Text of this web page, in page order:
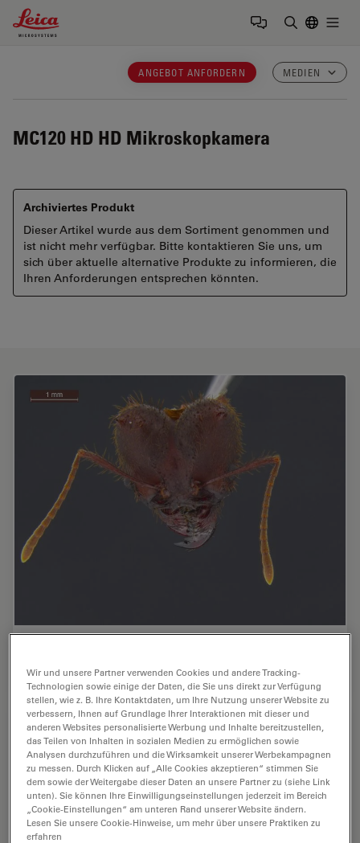
Leica Microsystems Logo
ANGEBOT ANFORDERN MEDIEN
MC120 HD HD Mikroskopkamera
Archiviertes Produkt
Dieser Artikel wurde aus dem Sortiment genommen und
ist nicht mehr verfügbar. Bitte kontaktieren Sie uns, um
sich über aktuelle alternative Produkte zu informieren, die
Ihren Anforderungen entsprechen könnten.
Wir und unsere Partner verwenden Cookies und andere Tracking-
Technologien sowie einige der Daten, die Sie uns direkt zur Verfügung
stellen, wie z. B. Ihre Kontaktdaten, um Ihre Nutzung unserer Website zu
verbessern, Ihnen auf Grundlage Ihrer Interaktionen mit dieser und
anderen Websites personalisierte Werbung und Inhalte bereitzustellen,
das Teilen von Inhalten in sozialen Medien zu ermöglichen sowie
Analysen durchzuführen und die Wirksamkeit unserer Werbekampagnen
zu messen. Durch Klicken auf „Alle Cookies akzeptieren“ stimmen Sie
dem sowie der Weitergabe dieser Daten an unsere Partner zu (siehe Link
unten). Sie können Ihre Einwilligungseinstellungen jederzeit im Bereich
„Cookie-Einstellungen“ am unteren Rand unserer Website ändern.
Lesen Sie unsere Cookie-Hinweise, um mehr über unsere Praktiken zu
erfahren